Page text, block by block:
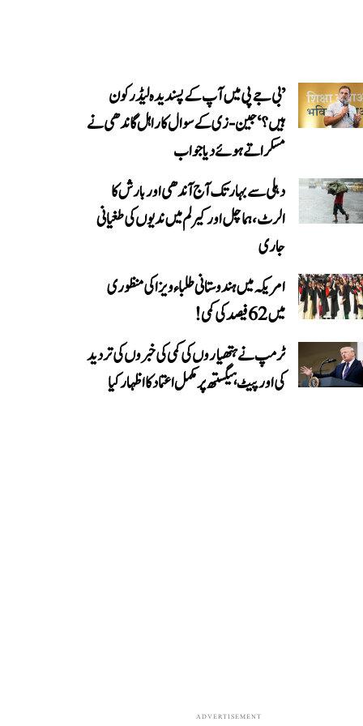
’بی جے پی میں آپ کے پسندیدہ لیڈر کون
ہیں؟‘ جین-زی کے سوال کا راہل گاندھی نے
مسکراتے ہوئے دیا جواب
دہلی سے بہار تک آج آندھی اور بارش کا
الرٹ، ہماچل اور کیرلم میں ندیوں کی طغیانی
جاری
امریکہ میں ہندوستانی طلباء ویزا کی منظوری
میں 62 فیصد کی کمی!
ٹرمپ نے ہتھیاروں کی کمی کی خبروں کی تردید
کی اور پیٹ ہیگستھ پر مکمل اعتماد کا اظہار کیا
ADVERTISEMENT